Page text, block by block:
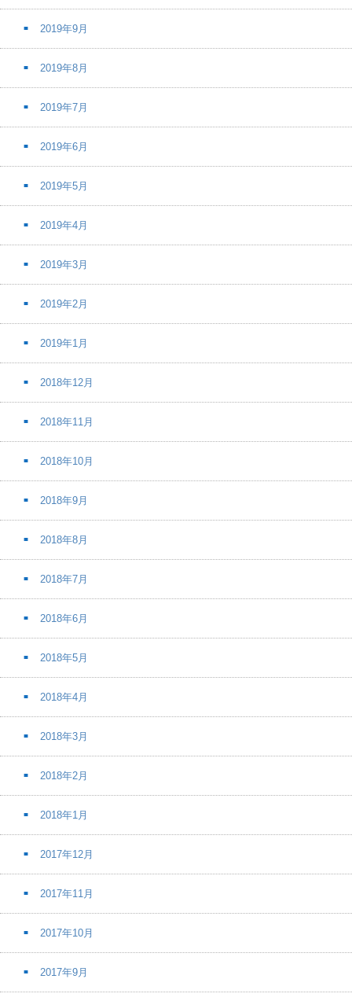
2019年9月
2019年8月
2019年7月
2019年6月
2019年5月
2019年4月
2019年3月
2019年2月
2019年1月
2018年12月
2018年11月
2018年10月
2018年9月
2018年8月
2018年7月
2018年6月
2018年5月
2018年4月
2018年3月
2018年2月
2018年1月
2017年12月
2017年11月
2017年10月
2017年9月